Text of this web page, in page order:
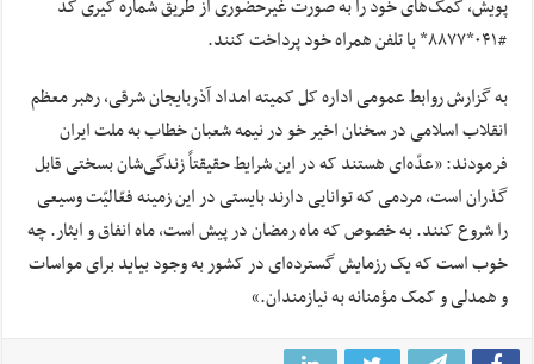
پویش، کمک‌های خود را به صورت غیرحضوری از طریق شماره گیری کد
#۰۴۱*۸۸۷۷* با تلفن همراه خود پرداخت کنند.
به گزارش روابط عمومی اداره کل کمیته امداد آذربایجان شرقی، رهبر معظم
انقلاب اسلامی در سخنان اخیر خو در نیمه شعبان خطاب به ملت ایران
فرمودند: «عدّه‌ای هستند که در این شرایط حقیقتاً زندگی‌شان بسختی قابل
گذران است، مردمی که توانایی دارند بایستی در این زمینه فعّالیّت وسیعی
را شروع کنند. به خصوص که ماه رمضان در پیش است، ماه انفاق و ایثار. چه
خوب است که یک رزمایش گسترده‌ای در کشور به وجود بیاید برای مواسات
و همدلی و کمک مؤمنانه به نیازمندان.»